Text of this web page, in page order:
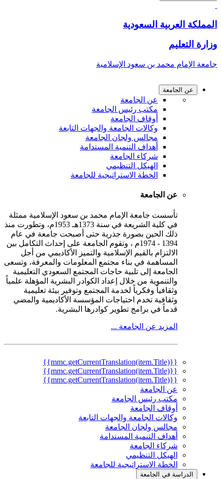
المملكة العربية السعودية
وزارة التعليم
جامعة الإمام محمد بن سعود الإسلامية
عن الجامعة
عن الجامعة
مكتب رئيس الجامعة
أوقاف الجامعة
وكالات الجامعة والجهات التابعة
مجالس ولجان الجامعة
أهداف التنمية المستدامة
شركاء الجامعة
الهيكل التنظيمي
الخطة الاستراتيجية للجامعة
عن الجامعة
تأسست جامعة الإمام محمد بن سعود الإسلامية ممثلة
في كلية الشريعة في سنة 1373هـ 1953م، وتطورت منذ
ذلك الحين بصورة جذرية حتى أصبحت جامعة في عام
1394 - 1974م ، وتقوم الجامعة على إحداث التكامل بين
الالتزام بالقيم الإسلامية والتميز الأكاديمي من أجل
المساهمة في بناء مجتمع المعلومات والمعرفة، وتسعى
الجامعة إلى تلبية حاجات المجتمع السعودي التعليمية
والتنموية من خلال إعداد الكوادر البشرية المؤهلة علمياً
وثقافياً وفكرياً لخدمة المجتمع وتوفير بيئة تعليمية
وثقافية تخدم احتياجات المؤسسة الأكاديمية والمضي
قدماً في برامج تطوير كوادرها البشرية.
المزيد عن الجامعة ...
{{mmc.getCurrentTranslation(item.Title)}}
{{mmc.getCurrentTranslation(item.Title)}}
{{mmc.getCurrentTranslation(item.Title)}}
عن الجامعة
مكتب رئيس الجامعة
أوقاف الجامعة
وكالات الجامعة والجهات التابعة
مجالس ولجان الجامعة
أهداف التنمية المستدامة
شركاء الجامعة
الهيكل التنظيمي
الخطة الاستراتيجية للجامعة
الدراسة في الجامعة